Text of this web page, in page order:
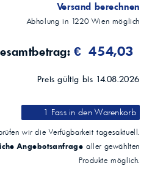
Versand berechnen
Abholung in 1220 Wien möglich
€ 454,03
Preis gültig bis 14.08.2026
1 Fassin den Warenkorb
wir die Verfügbarkeit tagesaktuell.
Angebotsanfrage aller gewählten
Produkte möglich.